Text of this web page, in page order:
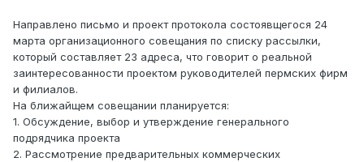
Направлено письмо и проект протокола состоявщегося 24
марта организационного совещания по списку рассылки,
который составляет 23 адреса, что говорит о реальной
заинтересованности проектом руководителей пермских фирм
и филиалов.
На ближайщем совещании планируется:
1. Обсуждение, выбор и утверждение генерального
подрядчика проекта
2. Рассмотрение предварительных коммерческих